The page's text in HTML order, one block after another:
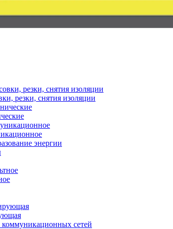
резки, снятия изоляции
энергии